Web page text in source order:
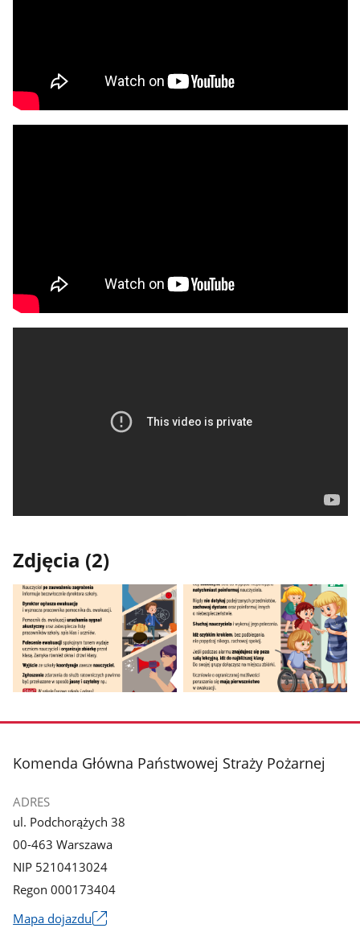
Zdjęcia (2)
zdjęcie
galerii.
zdjęcie
galerii.
stopka
Komenda Główna Państwowej Straży Pożarnej
ADRES
ul. Podchorążych 38
00-463 Warszawa
NIP 5210413024
Regon 000173404
Mapa dojazdu